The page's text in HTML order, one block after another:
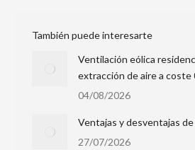
También puede interesarte
Ventilación eólica
extracción de aire a coste
04/08/2026
Ventajas y desventajas
27/07/2026